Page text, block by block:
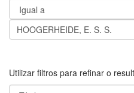
Utilizar filtros para refinar o